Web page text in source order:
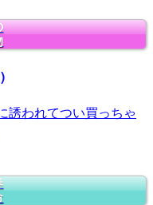
誘われてつい買っちゃ